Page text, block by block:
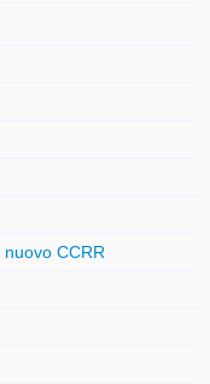
CCRR